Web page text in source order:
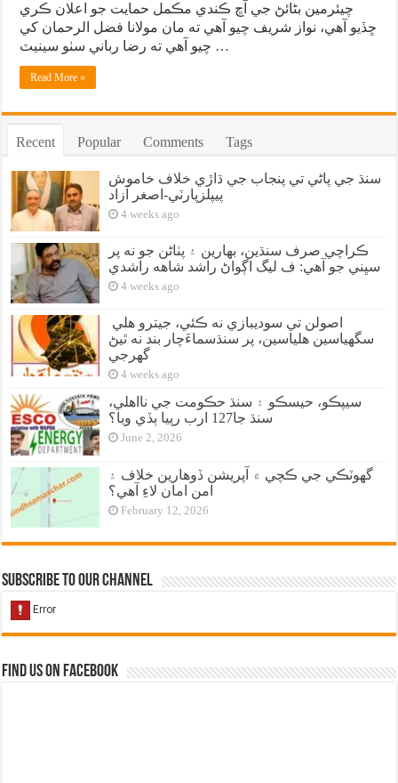
چيئرمين بڻائڻ جي آڇ ڪندي مڪمل حمايت جو اعلان ڪري
ڇڏيو آهي، نواز شريف چيو آهي ته مان مولانا فضل الرحمان کي
چيو آهي ته رضا رباني سٺو سينيٽ …
Read More »
Recent Popular Comments Tags
سنڌ جي پاڻي تي پنجاب جي ڌاڙي خلاف خاموش
پيپلزپارٽي-اصغر آزاد
4 weeks ago
ڪراچي صرف سنڌين، بهارين ۽ پٺاڻن جو نه پر
سڀني جو آهي: ف ليگ اڳواڻ راشد شاهه راشدي
4 weeks ago
سگهياسين هلياسين، پر سنڌسماءَچار بند نه ٿيڻ
گهرجي
4 weeks ago
سيپڪو، حيسڪو ۽ سنڌ حڪومت جي نااهلي،
سنڌ جا127 ارب رپيا ٻڏي ويا؟
June 2, 2026
گهوٽڪي جي ڪچي ۾ آپريشن ڏوهارين خلاف ۽
امن امان لاءِ آهي؟
February 12, 2026
Subscribe to our Channel
Find us on Facebook